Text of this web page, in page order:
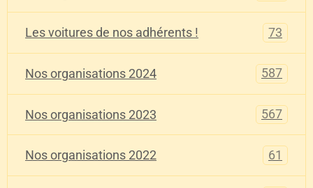
Les voitures de nos adhérents ! 73
Nos organisations 2024 587
Nos organisations 2023 567
Nos organisations 2022 61